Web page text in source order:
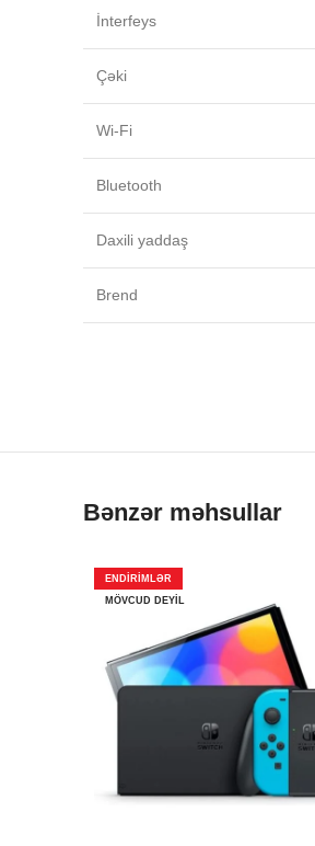
İnterfeys
Çəki
Wi-Fi
Bluetooth
Daxili yaddaş
Brend
Bənzər məhsullar
ENDIRIMLƏR
MÖVCUD DEYIL